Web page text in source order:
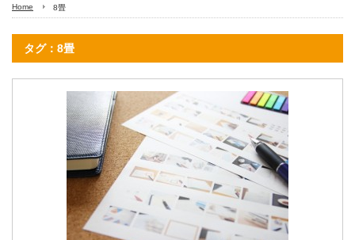
Home 8畳
タグ：8畳